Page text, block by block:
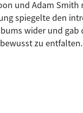
zu entfalten.